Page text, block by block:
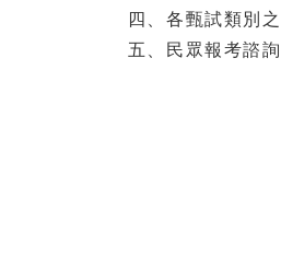
四、各甄試類別
五、民眾報考諮